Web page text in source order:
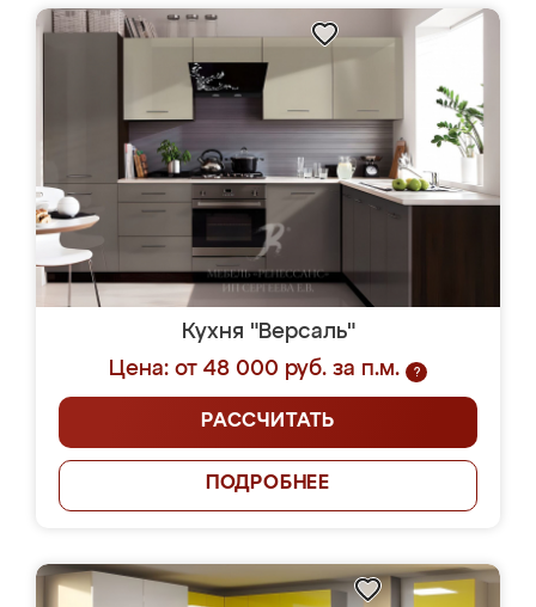
Кухня "Версаль"
Цена: от 48 000 руб. за п.м.
?
РАССЧИТАТЬ
ПОДРОБНЕЕ